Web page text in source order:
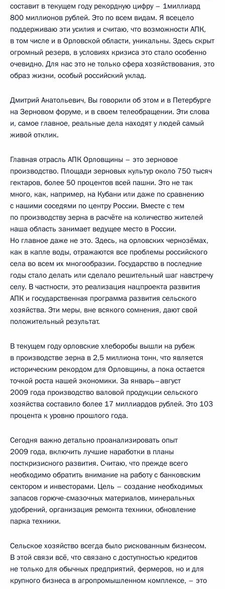
составит в текущем году рекордную цифру – 1миллиард
800 миллионов рублей. Это по всем видам. Я всецело
поддерживаю эти усилия и считаю, что возможности АПК,
в том числе и в Орловской области, уникальны. Здесь скрыт
огромный резерв, в условиях кризиса это стало особенно
очевидно. Для нас это не только сфера хозяйствования, это
образ жизни, особый российский уклад.
Дмитрий Анатольевич, Вы говорили об этом и в Петербурге
на Зерновом форуме, и в своем телеобращении. Эти слова
и, самое главное, реальные дела находят у людей самый
живой отклик.
Главная отрасль АПК Орловщины – это зерновое
производство. Площади зерновых культур около 750 тысяч
гектаров, более 50 процентов всей пашни. Это не так
много, как, например, на Кубани или даже по сравнению
с нашими соседями по центру России. Вместе с тем
по производству зерна в расчёте на количество жителей
наша область занимает ведущее место в России.
Но главное даже не это. Здесь, на орловских чернозёмах,
как в капле воды, отражаются все проблемы российского
села во всем их многообразии. Государство в последние
годы стало делать или сделало решительный шаг навстречу
селу. В частности, это реализация нацпроекта развития
АПК и государственная программа развития сельского
хозяйства. Эти меры, вне всякого сомнения, дают свой
положительный результат.
В текущем году орловские хлеборобы вышли на рубеж
в производстве зерна в 2,5 миллиона тонн, что является
историческим рекордом для Орловщины, а пока остается
точкой роста нашей экономики. За январь–август
2009 года производство валовой продукции сельского
хозяйства составило более 17 миллиардов рублей. Это 103
процента к уровню прошлого года.
Сегодня важно детально проанализировать опыт
2009 года, включить лучшие наработки в планы
посткризисного развития. Считаю, что прежде всего
необходимо обратить внимание на работу с банковским
сектором и инвесторами. Цель – создание необходимых
запасов горюче-смазочных материалов, минеральных
удобрений, организация ремонта техники, обновление
парка техники.
Сельское хозяйство всегда было рискованным бизнесом.
В этой связи всё, что связано с доступностью кредитов
не только для обычных предприятий, фермеров, но и для
крупного бизнеса в агропромышленном комплексе, – это